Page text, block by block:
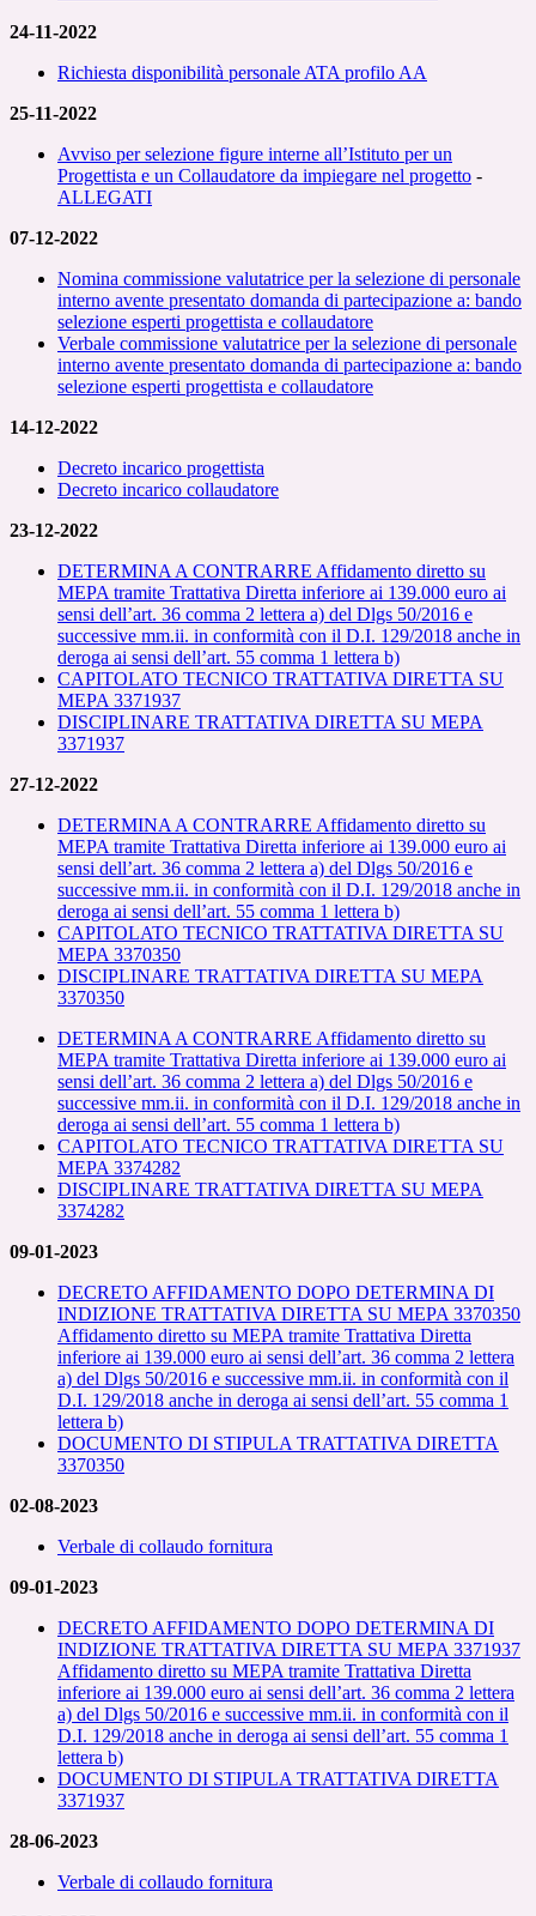
24-11-2022
Richiesta disponibilità personale ATA profilo AA
25-11-2022
Avviso per selezione figure interne all’Istituto per un
Progettista e un Collaudatore da impiegare nel progetto -
ALLEGATI
07-12-2022
Nomina commissione valutatrice per la selezione di personale
interno avente presentato domanda di partecipazione a: bando
selezione esperti progettista e collaudatore
Verbale commissione valutatrice per la selezione di personale
interno avente presentato domanda di partecipazione a: bando
selezione esperti progettista e collaudatore
14-12-2022
Decreto incarico progettista
Decreto incarico collaudatore
23-12-2022
DETERMINA A CONTRARRE Affidamento diretto su
MEPA tramite Trattativa Diretta inferiore ai 139.000 euro ai
sensi dell’art. 36 comma 2 lettera a) del Dlgs 50/2016 e
successive mm.ii. in conformità con il D.I. 129/2018 anche in
deroga ai sensi dell’art. 55 comma 1 lettera b)
CAPITOLATO TECNICO TRATTATIVA DIRETTA SU
MEPA 3371937
DISCIPLINARE TRATTATIVA DIRETTA SU MEPA
3371937
27-12-2022
DETERMINA A CONTRARRE Affidamento diretto su
MEPA tramite Trattativa Diretta inferiore ai 139.000 euro ai
sensi dell’art. 36 comma 2 lettera a) del Dlgs 50/2016 e
successive mm.ii. in conformità con il D.I. 129/2018 anche in
deroga ai sensi dell’art. 55 comma 1 lettera b)
CAPITOLATO TECNICO TRATTATIVA DIRETTA SU
MEPA 3370350
DISCIPLINARE TRATTATIVA DIRETTA SU MEPA
3370350
DETERMINA A CONTRARRE Affidamento diretto su
MEPA tramite Trattativa Diretta inferiore ai 139.000 euro ai
sensi dell’art. 36 comma 2 lettera a) del Dlgs 50/2016 e
successive mm.ii. in conformità con il D.I. 129/2018 anche in
deroga ai sensi dell’art. 55 comma 1 lettera b)
CAPITOLATO TECNICO TRATTATIVA DIRETTA SU
MEPA 3374282
DISCIPLINARE TRATTATIVA DIRETTA SU MEPA
3374282
09-01-2023
DECRETO AFFIDAMENTO DOPO DETERMINA DI
INDIZIONE TRATTATIVA DIRETTA SU MEPA 3370350
Affidamento diretto su MEPA tramite Trattativa Diretta
inferiore ai 139.000 euro ai sensi dell’art. 36 comma 2 lettera
a) del Dlgs 50/2016 e successive mm.ii. in conformità con il
D.I. 129/2018 anche in deroga ai sensi dell’art. 55 comma 1
lettera b)
DOCUMENTO DI STIPULA TRATTATIVA DIRETTA
3370350
02-08-2023
Verbale di collaudo fornitura
09-01-2023
DECRETO AFFIDAMENTO DOPO DETERMINA DI
INDIZIONE TRATTATIVA DIRETTA SU MEPA 3371937
Affidamento diretto su MEPA tramite Trattativa Diretta
inferiore ai 139.000 euro ai sensi dell’art. 36 comma 2 lettera
a) del Dlgs 50/2016 e successive mm.ii. in conformità con il
D.I. 129/2018 anche in deroga ai sensi dell’art. 55 comma 1
lettera b)
DOCUMENTO DI STIPULA TRATTATIVA DIRETTA
3371937
28-06-2023
Verbale di collaudo fornitura